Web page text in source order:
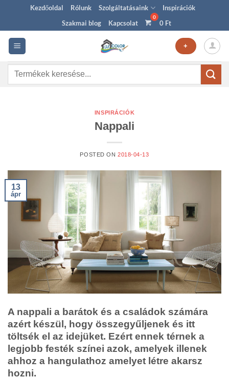
content
Kezdőoldal Rólunk Szolgáltatásaink
Inspirációk
Szakmai blog
Kapcsolat 0 Ft
+
Keresés
INSPIRÁCIÓK
Nappali
POSTED ON 2018-04-13
13
ápr
A nappali a barátok és a családok számára
azért készül, hogy összegyűljenek és itt
töltsék el az idejüket. Ezért ennek térnek a
legjobb festék színei azok, amelyek illenek
ahhoz a hangulathoz amelyet létre akarsz
hozni.